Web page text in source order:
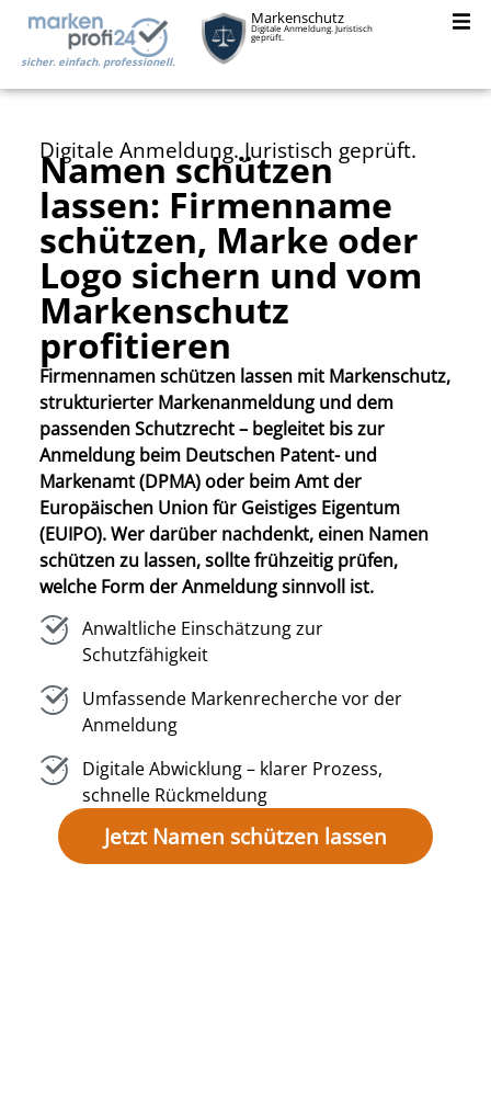
sicher. einfach. professionell.
Markenschutz
Digitale Anmeldung. Juristisch
geprüft.
Digitale Anmeldung. Juristisch geprüft.
Namen schützen
lassen: Firmenname
schützen, Marke oder
Logo sichern und vom
Markenschutz
profitieren
Firmennamen schützen lassen mit Markenschutz,
strukturierter Markenanmeldung und dem
passenden Schutzrecht – begleitet bis zur
Anmeldung beim Deutschen Patent- und
Markenamt (DPMA) oder beim Amt der
Europäischen Union für Geistiges Eigentum
(EUIPO). Wer darüber nachdenkt, einen Namen
schützen zu lassen, sollte frühzeitig prüfen,
welche Form der Anmeldung sinnvoll ist.
Anwaltliche Einschätzung zur
Schutzfähigkeit
Umfassende Markenrecherche vor der
Anmeldung
Digitale Abwicklung – klarer Prozess,
schnelle Rückmeldung
Jetzt Namen schützen lassen